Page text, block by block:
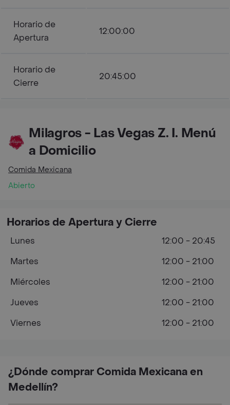
Horario de
Apertura
12:00:00
Horario de
Cierre
20:45:00
Milagros - Las Vegas Z. I. Menú
a Domicilio
Comida Mexicana
Abierto
¿Dónde comprar Comida Mexicana en
Medellín?
Horarios de Apertura y Cierre
Lunes
12:00 - 20:45
Martes
12:00 - 21:00
Miércoles
12:00 - 21:00
Jueves
12:00 - 21:00
Viernes
12:00 - 21:00